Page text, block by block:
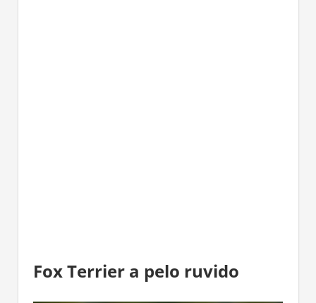
Fox Terrier a pelo ruvido